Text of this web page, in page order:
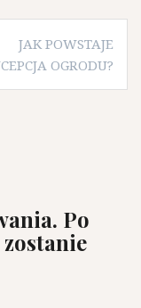
JAK POWSTAJE
OGRODU?
Po